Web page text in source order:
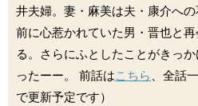
井夫婦。妻・麻美は夫・康介へ
前に心惹かれていた男・晋也と
る。さらにふとしたことがきっ
ったーー。 前話はこちら 、全話
で更新予定です）